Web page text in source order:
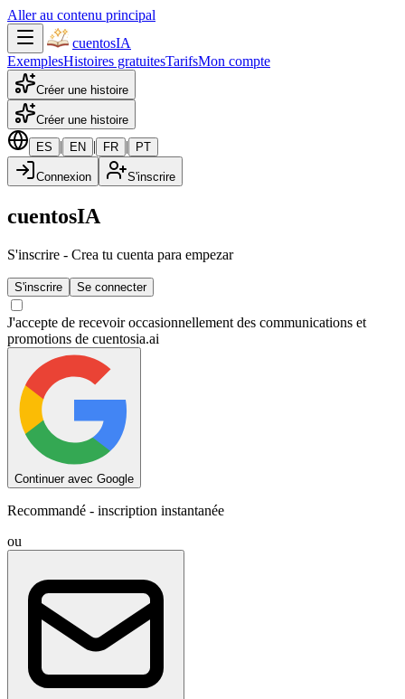
Aller au contenu principal
cuentosIA
ExemplesHistoires gratuitesTarifsMon compte
Créer une histoire
Créer une histoire
ES
| EN | FR | PT
Connexion S'inscrire
cuentosIA
S'inscrire - Crea tu cuenta para empezar
S'inscrire Se connecter
J'accepte de recevoir occasionnellement des communications et
promotions de cuentosia.ai
Continuer avec Google
Recommandé - inscription instantanée
ou